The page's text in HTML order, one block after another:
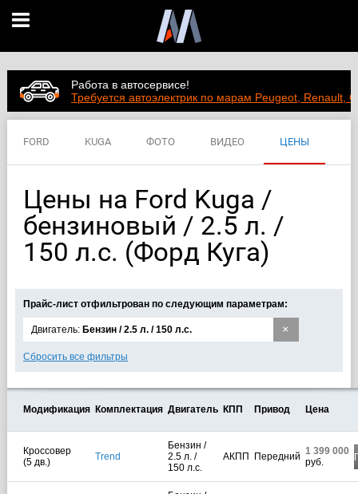
Работа в автосервисе!
Требуется автоэлектрик по марам Peugeot, Renault,
FORD KUGA ФОТО ВИДЕО ЦЕНЫ
Цены на Ford Kuga /
бензиновый / 2.5 л. /
150 л.с. (Форд Куга)
Прайс-лист отфильтрован по следующим параметрам:
×
Двигатель: Бензин / 2.5 л. / 150 л.с.
Сбросить все фильтры
Модификация Комплектация Двигатель КПП Привод Цена
Кроссовер
(5 дв.)
Trend
Бензин /
2.5 л. /
150 л.с.
АКПП Передний 1 399 000
руб.